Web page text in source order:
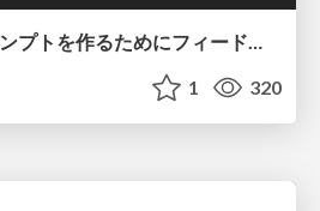
最高のシステムプロンプトを作るためにフィードバック機能を導入した話
1 320